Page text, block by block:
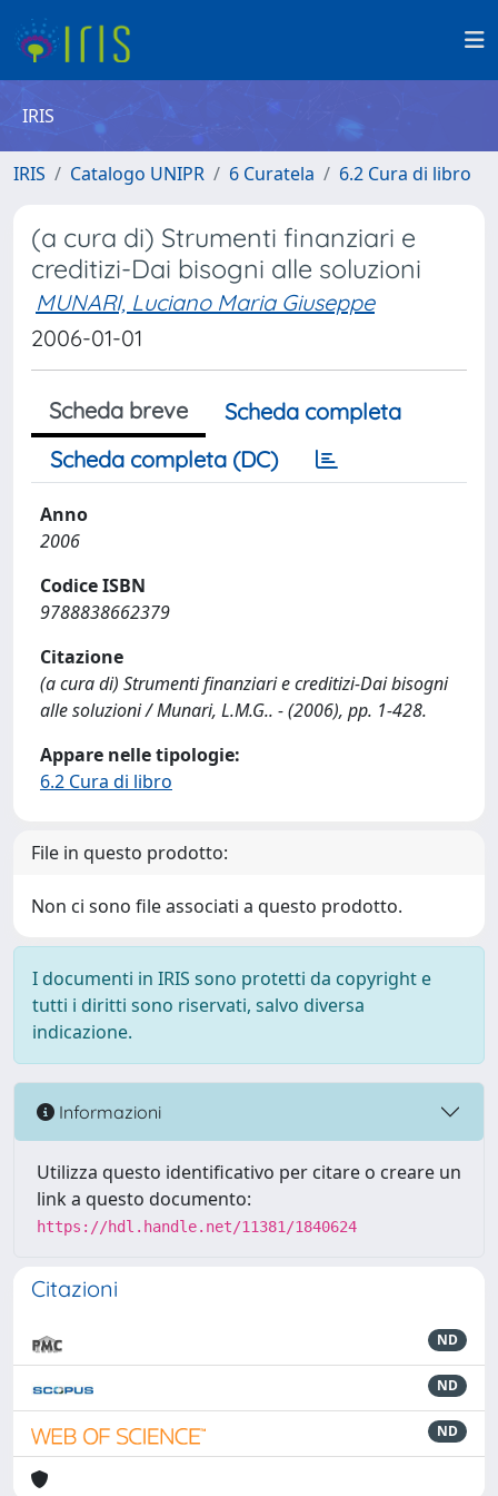
IRIS
IRIS Catalogo UNIPR 6 Curatela 6.2 Cura di libro
(a cura di) Strumenti finanziari e
creditizi-Dai bisogni alle soluzioni
MUNARI, Luciano Maria Giuseppe
2006-01-01
Scheda breve
Scheda completa
Scheda completa (DC)
Anno
2006
Codice ISBN
9788838662379
Citazione
(a cura di) Strumenti finanziari e creditizi-Dai bisogni
alle soluzioni / Munari, L.M.G.. - (2006), pp. 1-428.
Appare nelle tipologie:
6.2 Cura di libro
File in questo prodotto:
Non ci sono file associati a questo prodotto.
I documenti in IRIS sono protetti da copyright e
tutti i diritti sono riservati, salvo diversa
indicazione.
Informazioni
Utilizza questo identificativo per citare o creare un
link a questo documento:
https://hdl.handle.net/11381/1840624
Citazioni
ND
ND
ND